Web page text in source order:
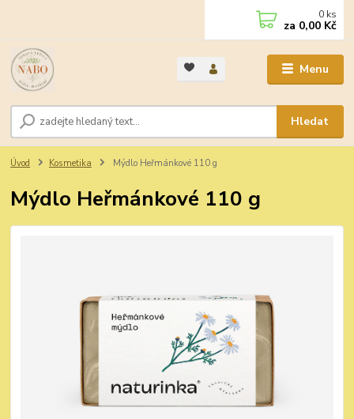
Menu
Hledat
0 ks
za 0,00 Kč
Úvod Kosmetika Mýdlo Heřmánkové 110 g
Mýdlo Heřmánkové 110 g